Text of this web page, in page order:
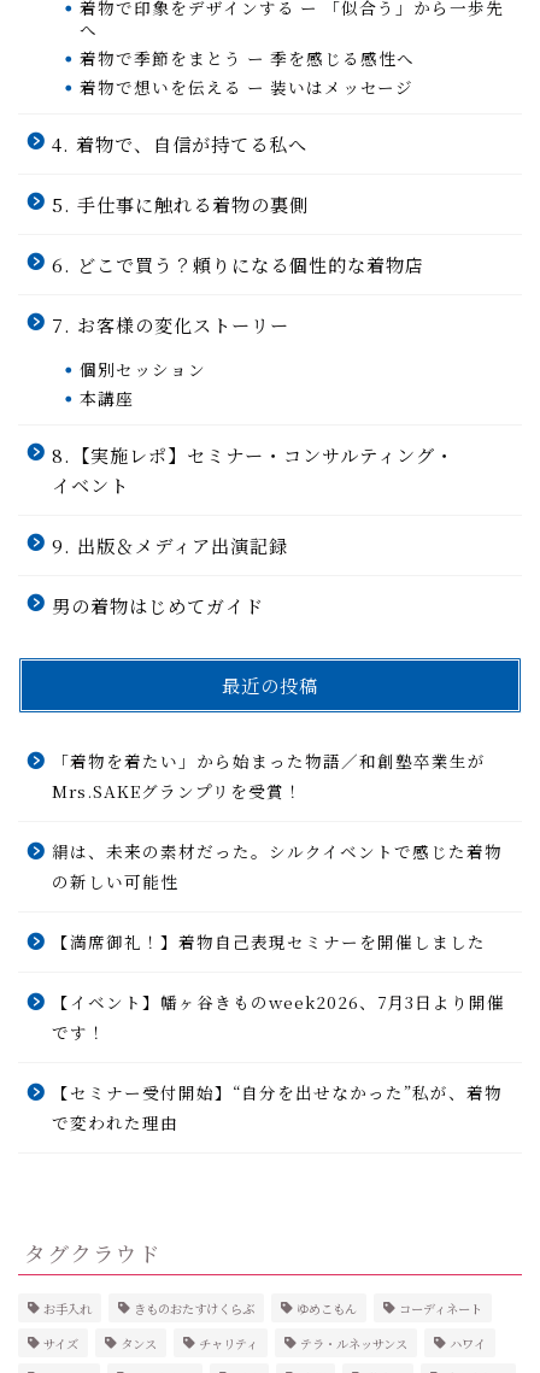
着物で印象をデザインする ー 「似合う」から一歩先
へ
着物で季節をまとう ー 季を感じる感性へ
着物で想いを伝える ー 装いはメッセージ
4. 着物で、自信が持てる私へ
5. 手仕事に触れる着物の裏側
6. どこで買う？頼りになる個性的な着物店
7. お客様の変化ストーリー
個別セッション
本講座
8.【実施レポ】セミナー・コンサルティング・
イベント
9. 出版＆メディア出演記録
男の着物はじめてガイド
最近の投稿
「着物を着たい」から始まった物語／和創塾卒業生が
Mrs.SAKEグランプリを受賞！
絹は、未来の素材だった。シルクイベントで感じた着物
の新しい可能性
【満席御礼！】着物自己表現セミナーを開催しました
【イベント】幡ヶ谷きものweek2026、7月3日より開催
です！
【セミナー受付開始】“自分を出せなかった”私が、着物
で変われた理由
タグクラウド
お手入れ きものおたすけくらぶ ゆめこもん
コーディネート
サイズ
タンス チャリティ テラ・ルネッサンス
ハワイ